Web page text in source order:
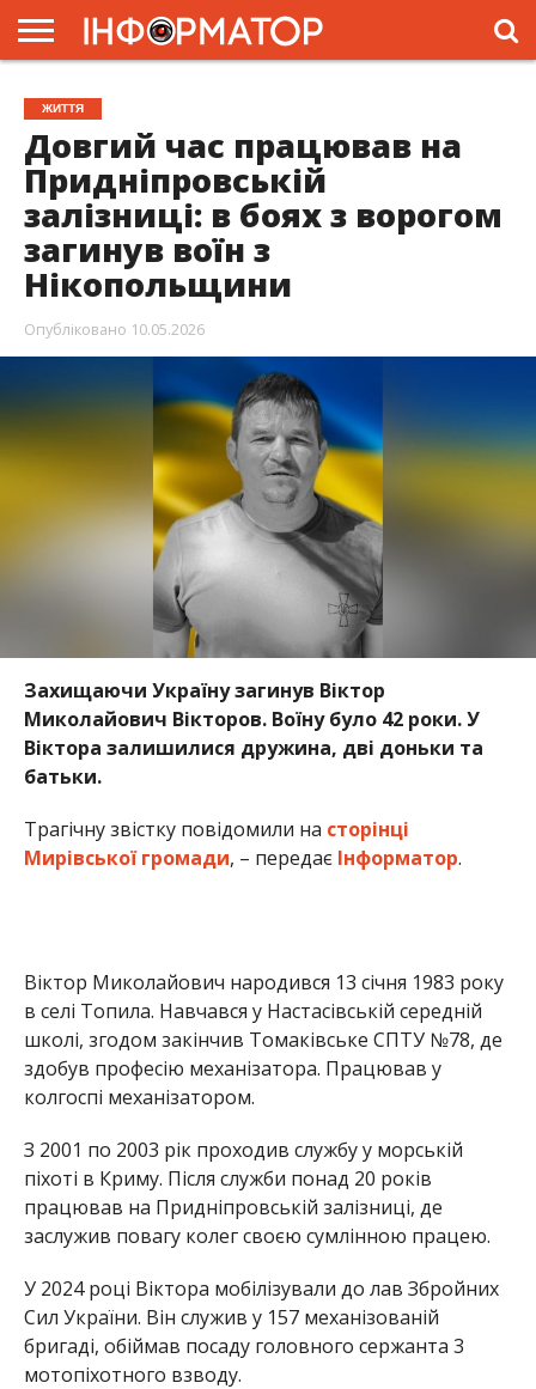
ГОЛОВНА
ЖИТТЯ
ВЛАДА
ГРОШІ
ТРЕШ
ПРЕС-
РЕЛІЗИ
РЕКЛАМА
ПРОЕКТИ
ЖИТТЯ
Довгий час працював на
Придніпровській
залізниці: в боях з ворогом
загинув воїн з
Нікопольщини
Опубліковано 10.05.2026
Захищаючи Україну загинув Віктор
Миколайович Вікторов. Воїну було 42 роки. У
Віктора залишилися дружина, дві доньки та
батьки.
Трагічну звістку повідомили на сторінці
Мирівської громади, – передає Інформатор.
Віктор Миколайович народився 13 січня 1983 року
в селі Топила. Навчався у Настасівській середній
школі, згодом закінчив Томаківське СПТУ №78, де
здобув професію механізатора. Працював у
колгоспі механізатором.
З 2001 по 2003 рік проходив службу у морській
піхоті в Криму. Після служби понад 20 років
працював на Придніпровській залізниці, де
заслужив повагу колег своєю сумлінною працею.
У 2024 році Віктора мобілізували до лав Збройних
Сил України. Він служив у 157 механізованій
бригаді, обіймав посаду головного сержанта 3
мотопіхотного взводу.